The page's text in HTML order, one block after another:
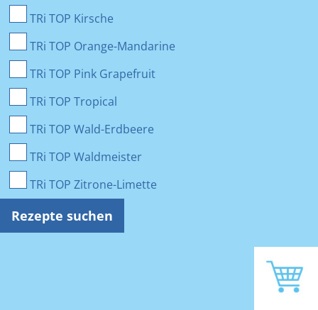
TRi TOP Kirsche
TRi TOP Orange-Mandarine
TRi TOP Pink Grapefruit
TRi TOP Tropical
TRi TOP Wald-Erdbeere
TRi TOP Waldmeister
TRi TOP Zitrone-Limette